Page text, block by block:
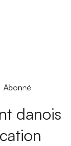
Abonné
danois